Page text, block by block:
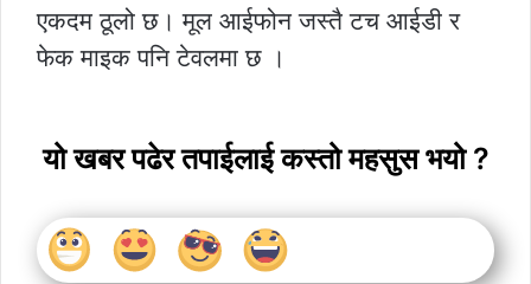
एकदम ठूलो छ। मूल आईफोन जस्तै टच आईडी र
फेक माइक पनि टेवलमा छ ।
यो खबर पढेर तपाईलाई कस्तो महसुस भयो ?